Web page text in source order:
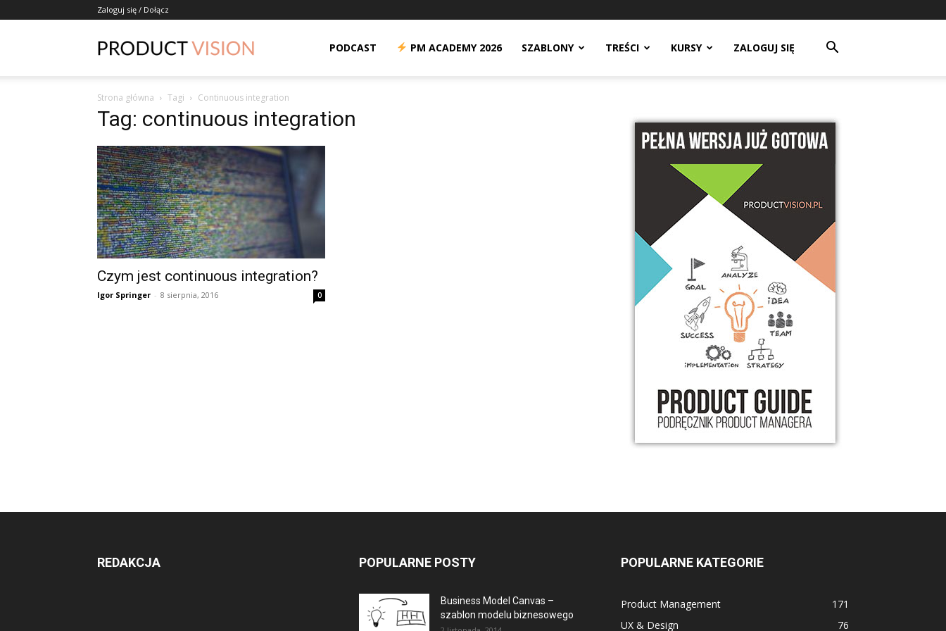
Zaloguj się / Dołącz
PODCAST PM ACADEMY 2026 SZABLONY TREŚCI KURSY ZALOGUJ SIĘ
Strona główna Tagi Continuous integration
Tag: continuous integration
Czym jest continuous integration?
Igor Springer - 8 sierpnia, 2016 0
REDAKCJA POPULARNE POSTY
Business Model Canvas –
szablon modelu biznesowego
POPULARNE KATEGORIE
Product Management
171
UX & Design
76